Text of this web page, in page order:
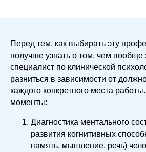
Перед тем, как выбирать эту
получше узнать о том, чем вообще
специалист по клинической
разниться в зависимости от
каждого конкретного места
моменты:
Диагностика ментального
развития когнитивных
память, мышление, речь)